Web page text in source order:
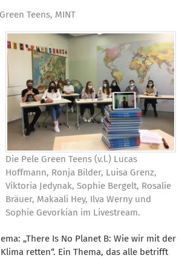
Teens, MINT
Die Pele Green Teens (v.l.) Lucas
Hoffmann, Ronja Bilder, Luisa Grenz,
Viktoria Jedynak, Sophie Bergelt, Rosalie
Bräuer, Makaali Hey, Ilva Werny und
Sophie Gevorkian im Livestream.
„There Is No Planet B: Wie wir mit der
retten“. Ein Thema, das alle betrifft